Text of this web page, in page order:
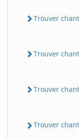
Trouver
Trouver
Trouver
Trouver